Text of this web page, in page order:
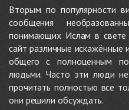
Вторым по популярности
сообщения
понимающих Ислам в
сайт различные
общего с полноценным
людьми. Часто эти люди
прочитать полностью все
они решили обсуждать.